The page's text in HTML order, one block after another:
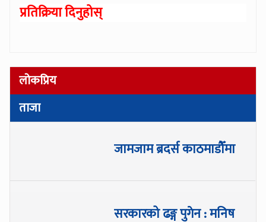
प्रतिक्रिया दिनुहोस्
लोकप्रिय
ताजा
जामजाम ब्रदर्स काठमाडौँमा
सरकारको ढङ्ग पुगेन : मनिष